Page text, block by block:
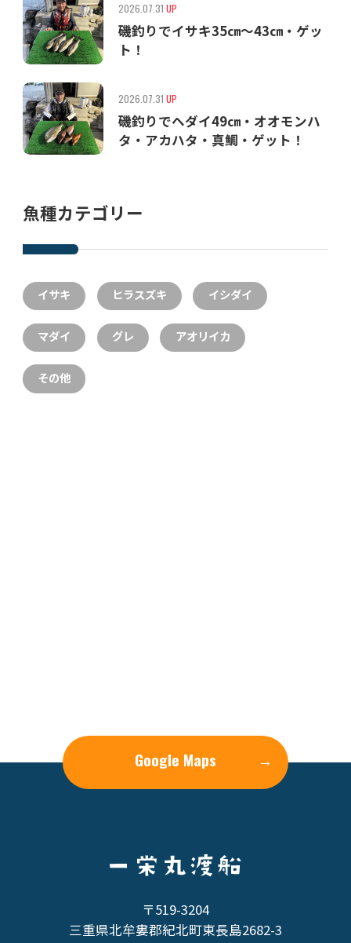
2026.07.31 UP
磯釣りでイサキ35㎝〜43㎝・ゲッ
ト！
2026.07.31 UP
磯釣りでヘダイ49㎝・オオモンハ
タ・アカハタ・真鯛・ゲット！
魚種カテゴリー
イサキ ヒラスズキ イシダイ
マダイ グレ アオリイカ
その他
Google Maps →
〒519-3204
三重県北牟婁郡紀北町東長島2682-3